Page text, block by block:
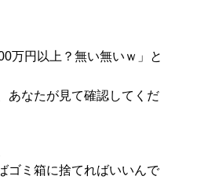
万円以上？無い無いｗ」と
あなたが見て確認してくだ
ゴミ箱に捨てればいいんで